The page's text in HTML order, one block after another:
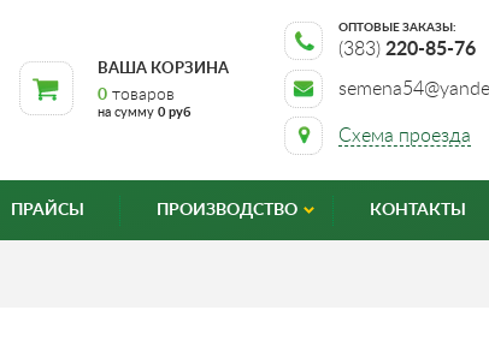
ВАША КОРЗИНА
0 товаров
на сумму 0 руб
Схема проезда
ОПТОВЫЕ ЗАКАЗЫ:
(383) 220-85-76
ПРАЙСЫ ПРОИЗВОДСТВО КОНТАКТЫ